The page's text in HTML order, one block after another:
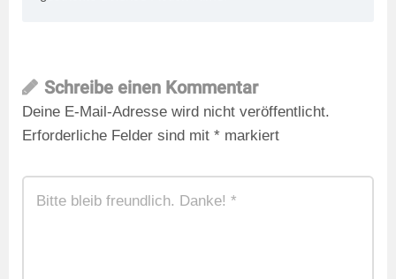
Schreibe einen Kommentar
Deine E-Mail-Adresse wird nicht veröffentlicht.
Erforderliche Felder sind mit * markiert